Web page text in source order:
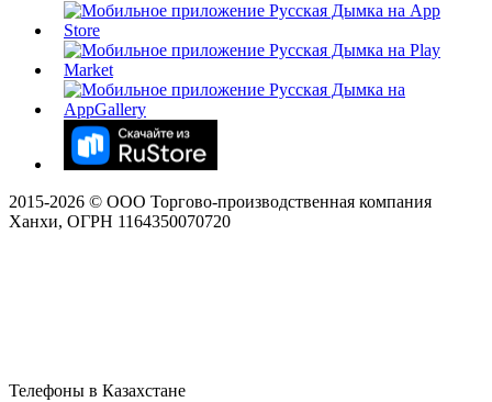
2015-2026 © ООО Торгово-производственная компания
Ханхи, ОГРН 1164350070720
Телефоны в Казахстане